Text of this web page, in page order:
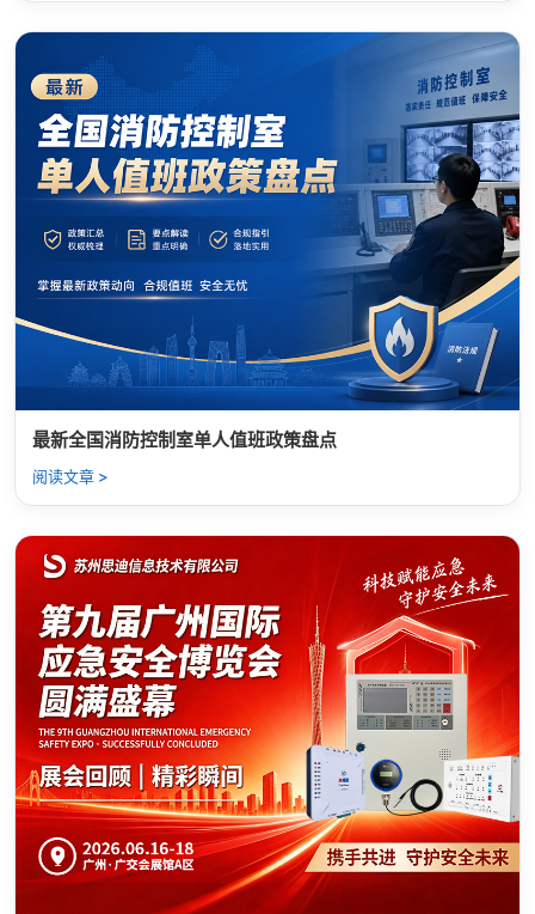
最新全国消防控制室单人值班政策盘点
阅读文章 >